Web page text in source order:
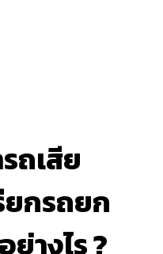
ถเสีย
กรถยก
างไร ?